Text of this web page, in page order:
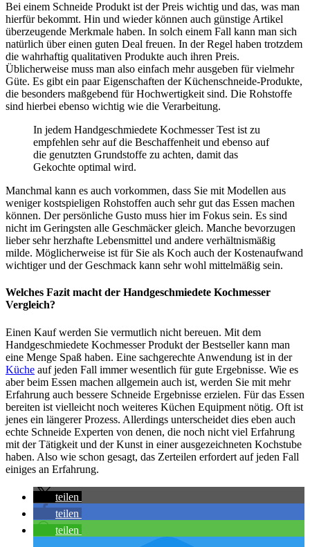
Bei einem Schneide Produkt ist der Preis wichtig und das, was man
hierfür bekommt. Hin und wieder können auch günstige Artikel
überzeugende Merkmale haben. In solch einem Fall kann man sich
natürlich über einen guten Deal freuen. In der Regel haben trotzdem
die wahrhaftig qualitativen Produkte auch ihren Preis.
Üblicherweise muss man also einfach mehr ausgeben für vielmehr
Güte. Es gibt ein paar Eigenschaften der Küchenschneide-Produkte,
die besonders maßgebend für Hochwertigkeit sind. Die Rohstoffe
sind hierbei ebenso wichtig wie die Verarbeitung.
In jedem Handgeschmiedete Kochmesser Test ist zu
empfehlen sehr auf die Beschaffenheit und ebenso auf
die genutzten Grundstoffe zu achten, damit das
Gekochte optimal wird.
Manchmal kann es auch vorkommen, dass Sie mit Modellen aus
weniger kostspieligen Rohstoffen auch sehr gut das Essen machen
können. Der persönliche Gusto muss hier im Fokus sein. Es sind
nicht im Geringsten alle Geschmäcker gleich. Manche bevorzugen
lieber sehr herzhafte Lebensmittel und andere verhältnismäßig
milde. Möglicherweise ist für Sie als Koch auch der Kostenaufwand
wichtiger und der Geschmack kann sehr wohl mittelmäßig sein.
Welches Fazit macht der Handgeschmiedete Kochmesser
Vergleich?
Einen Kauf werden Sie vermutlich nicht bereuen. Mit dem
Handgeschmiedete Kochmesser Produkt der Bestseller kann man
eine Menge Spaß haben. Eine sachgerechte Anwendung ist in der
Küche auf jeden Fall immer wesentlich für gute Ergebnisse. Wie es
aber beim Essen machen allgemein auch ist, werden Sie mit mehr
Erfahrung auch bessere Schneide Ergebnisse erzielen. Für das Essen
bereiten ist vielleicht noch weiteres Küchen Equipment nötig. Oft ist
jenes ein längerer Prozess. Allerdings unterscheidet dies eben auch
echte Schneide Experten von denen, die noch nicht viel Erfahrung
mit der Tätigkeit und der Kunst in einer ausgezeichneten Kochstube
haben. Also wie schon gesagt, das Zerteilen erfordert auf jeden Fall
einiges an Erfahrung.
teilen
teilen
teilen